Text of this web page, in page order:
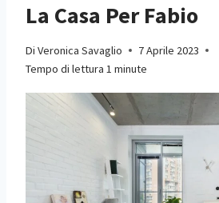
La Casa Per Fabio
Di Veronica Savaglio
7 Aprile 2023
Tempo di lettura 1 minute